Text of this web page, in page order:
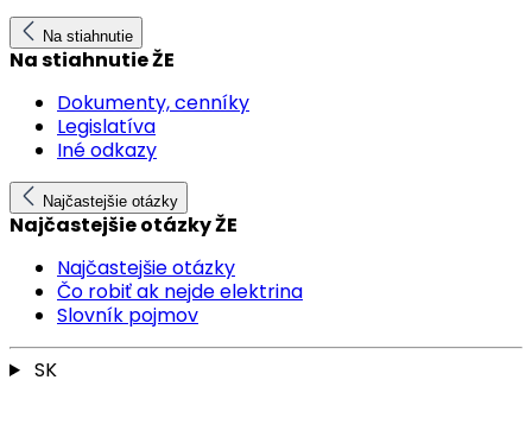
Na stiahnutie
Na stiahnutie ŽE
Dokumenty, cenníky
Legislatíva
Iné odkazy
Najčastejšie otázky
Najčastejšie otázky ŽE
Najčastejšie otázky
Čo robiť ak nejde elektrina
Slovník pojmov
SK